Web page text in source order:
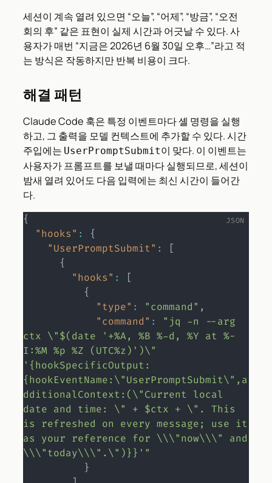
세션이 계속 열려 있으면 “오늘”, “어제”, “방금”, “오전
회의 후” 같은 표현이 실제 시간과 어긋날 수 있다. 사
용자가 매번 “지금은 2026년 6월 30일 오후…”라고 적
는 방식은 작동하지만 반복 비용이 크다.
해결 패턴
Claude Code 훅은 특정 이벤트마다 셸 명령을 실행
하고, 그 출력을 모델 컨텍스트에 추가할 수 있다. 시간
주입에는 UserPromptSubmit이 맞다. 이 이벤트는
사용자가 프롬프트를 보낼 때마다 실행되므로, 세션이
밤새 열려 있어도 다음 입력에는 최신 시간이 들어간
다.
{
"hooks" :
{
"UserPromptSubmit" :
[
{
"hooks" :
[
{
"type" : "command" ,
"command" :
"jq -n --arg
ctx \"$(date '+%A, %B %-d, %Y at %-
I:%M %p %Z (UTC%z)')\"
'{hookSpecificOutput:
{hookEventName:\"UserPromptSubmit\",a
dditionalContext:(\"Current local
date and time: \" + $ctx + \". This
is refreshed on every message; use it
as your reference for \\\"now\\\" and
\\\"today\\\".\")}}'"
}